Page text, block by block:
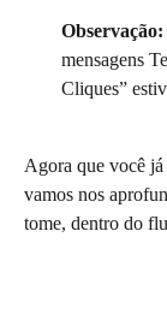
Observação:
mensagens
Cliques”
Agora que você já
vamos nos
tome, dentro do